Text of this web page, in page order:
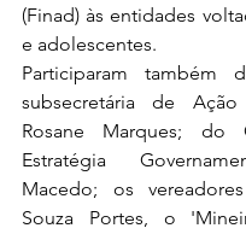
(Finad) às entidades
e adolescentes.
Participaram também
subsecretária de Ação
Rosane Marques; do
Estratégia
Macedo; os
Souza Portes, o